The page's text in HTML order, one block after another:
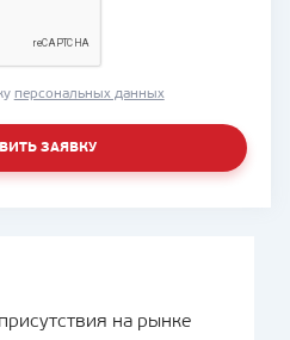
персональных данных
ЗАЯВКУ
на рынке